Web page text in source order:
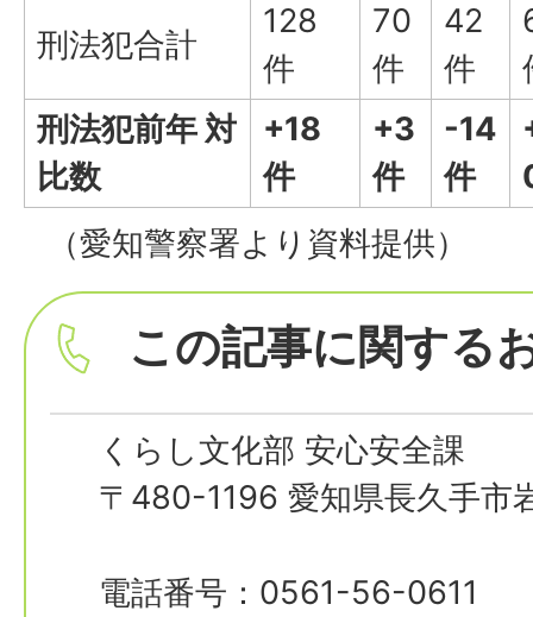
刑法犯合計
128
件
70
件
42
件
刑法犯前年 対
比数
+18
件
+3
件
-14
件
（愛知警察署より資料提供）
この記事に関する
くらし文化部 安心安全課
〒480-1196 愛知県長久手市
電話番号：0561-56-0611